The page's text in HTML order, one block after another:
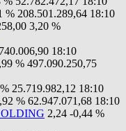
% 208.501.289,64 18:10
3,20 %
18:10
% 497.090.250,75
25.719.982,12 18:10
% 62.947.071,68 18:10
2,24 -0,44 %